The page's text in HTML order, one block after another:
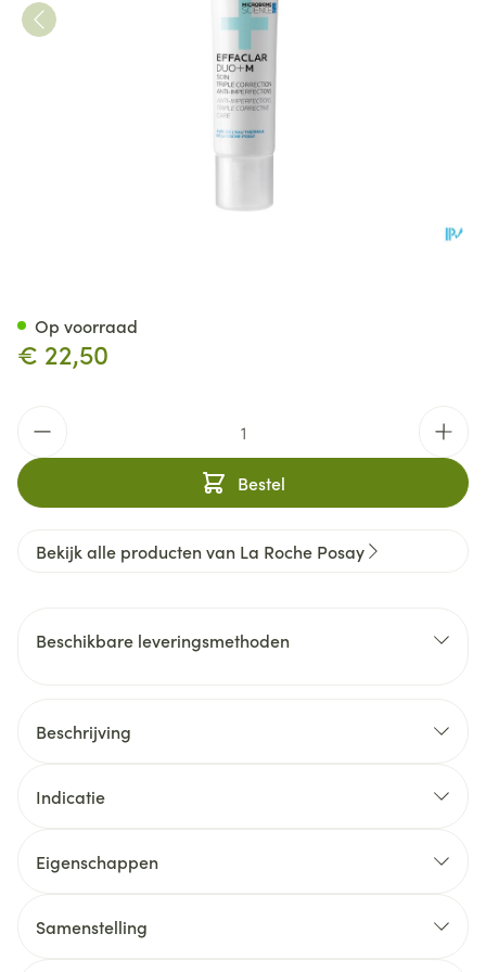
€ 22,50
Bestel
Op voorraad
Bekijk alle producten van La Roche Posay
Beschikbare leveringsmethoden
Beschrijving
Indicatie
Eigenschappen
Samenstelling